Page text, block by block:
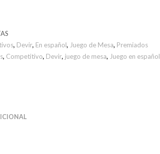
, Devir, En español, Juego de Mesa, Premiados
, Competitivo, Devir, juego de mesa, Juego en español